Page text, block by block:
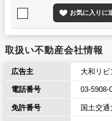
お気に入りに
取扱い不動産会社情報
広告主 大和リビ
電話番号 03-5908-
免許番号 国土交